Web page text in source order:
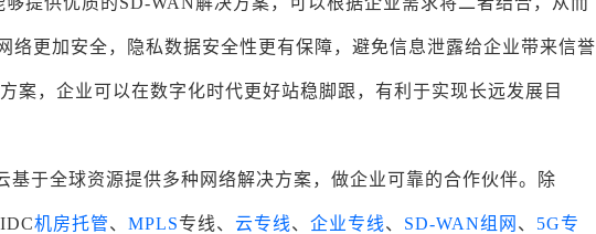
络更加安全，隐私数据安全性更有保障，避免信息泄露给企业带来信誉
案，企业可以在数字化时代更好站稳脚跟，有利于实现长远发展目
基于全球资源提供多种网络解决方案，做企业可靠的合作伙伴。除
机房托管、 MPLS专线、 云专线、 企业专线、 SD-WAN组网 、 5G专